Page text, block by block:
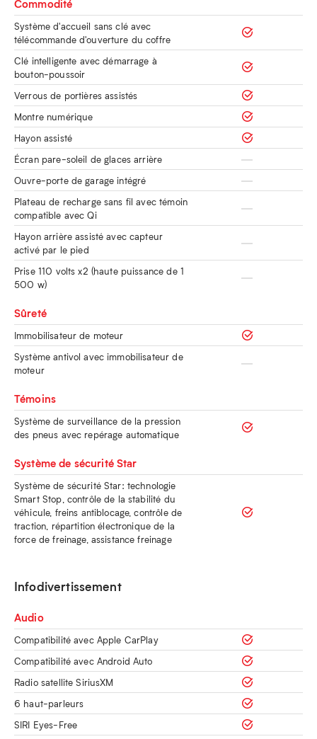
Commodité
Système d'accueil sans clé avec
télécommande d'ouverture du coffre
Clé intelligente avec démarrage à
bouton-poussoir
Verrous de portières assistés
Montre numérique
Hayon assisté
Écran pare-soleil de glaces arrière
Ouvre-porte de garage intégré
Plateau de recharge sans fil avec témoin
compatible avec Qi
Hayon arrière assisté avec capteur
activé par le pied
Prise 110 volts x2 (haute puissance de 1
500 w)
Sûreté
Immobilisateur de moteur
Système antivol avec immobilisateur de
moteur
Témoins
Système de surveillance de la pression
des pneus avec repérage automatique
Système de sécurité Star
Système de sécurité Star: technologie
Smart Stop, contrôle de la stabilité du
véhicule, freins antiblocage, contrôle de
traction, répartition électronique de la
force de freinage, assistance freinage
Infodivertissement
Audio
Compatibilité avec Apple CarPlay
Compatibilité avec Android Auto
Radio satellite SiriusXM
6 haut-parleurs
SIRI Eyes-Free